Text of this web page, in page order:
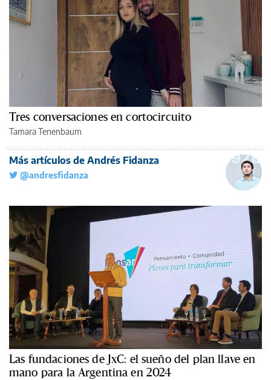
Tres conversaciones en cortocircuito
Tamara Tenenbaum
Más artículos de Andrés Fidanza
@andresfidanza
Las fundaciones de JxC: el sueño del plan llave en
mano para la Argentina en 2024